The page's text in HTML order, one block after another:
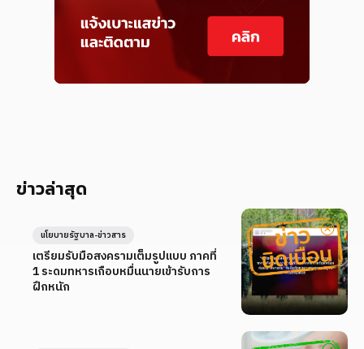
ข่าวล่าสุด
เตรียมรับมือสงครามเต็มรูปแบบ ภาคที่
1 ระดมทหารเกือบหมื่นนายเข้ารับการ
ฝึกหนัก
นโยบายรัฐบาล-ข่าวสาร